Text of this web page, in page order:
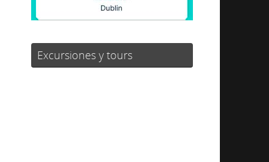
Excursiones y tours